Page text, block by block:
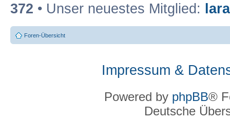
372 • Unser neuestes Mitglied:
Foren-Übersicht
Impressum &
Powered by phpBB®
Deutsche